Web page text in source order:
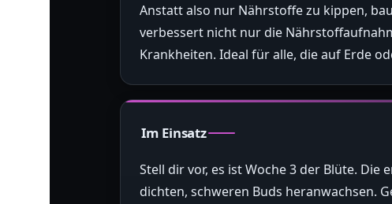
Anstatt also nur Nährstoffe zu kippen,
verbessert nicht nur die
Krankheiten. Ideal für alle, die auf Erde
Im Einsatz
Stell dir vor, es ist Woche 3 der Blüte.
dichten, schweren Buds heranwachsen.